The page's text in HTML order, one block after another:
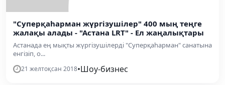
"Суперқаһарман жүргізушілер" 400 мың теңге
жалақы алады - "Астана LRT" - Ел жаңалықтары
Астанада ең мықты жүргізушілерді "Суперқаһарман" санатына
енгізіп, о...
21 желтоқсан 2018•Шоу-бизнес